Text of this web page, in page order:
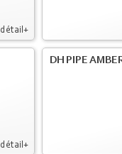
détail+
détail+
DH PIPE